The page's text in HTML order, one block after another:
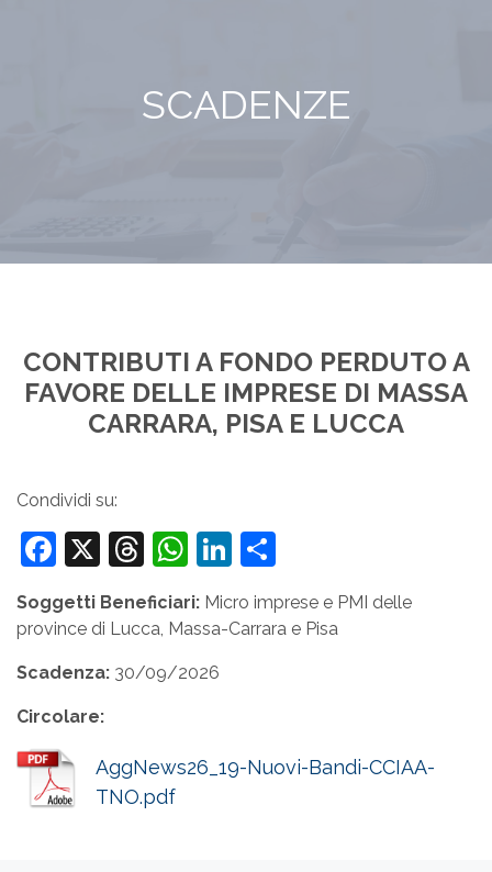
SCADENZE
CONTRIBUTI A FONDO PERDUTO A
FAVORE DELLE IMPRESE DI MASSA
CARRARA, PISA E LUCCA
Condividi su:
Facebook
X Threads
WhatsApp
LinkedIn
Soggetti Beneficiari: Micro imprese e PMI delle
province di Lucca, Massa-Carrara e Pisa
Scadenza: 30/09/2026
Circolare:
AggNews26_19-Nuovi-Bandi-CCIAA-
TNO.pdf